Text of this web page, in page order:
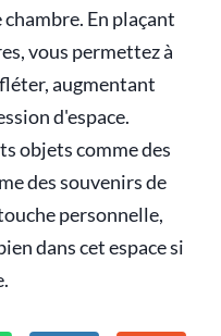
En plaçant
vous permettez à
augmentant
d'espace.
objets comme des
des souvenirs de
personnelle,
dans cet espace si